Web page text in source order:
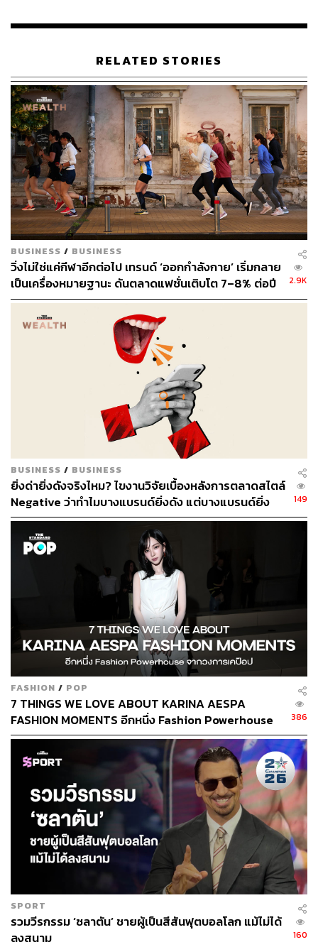
ประมาณ 2 พันล้านดอลลาร์ใน 3 ปีข้างหน้า หลังจากยอด
ระหว่างการปลดพนักงานมากถึง 2% ของพนักงานทั้งหมด
หรือมากกว่า 1,500 คน เพื่อจะได้ลงทุนในส่วนที่ยังเติบโต
เช่น การวิ่ง กลุ่มผลิตภัณฑ์สำหรับผู้หญิง และแบรนด์ Jordan
นักวิเคราะห์มองว่า ปัญหาของ Nike ส่วนหนึ่งมาจากการ
เปลี่ยนกลยุทธ์ไปเน้นการขายในร้านค้าของตัวเองและบน
เว็บไซต์ แทนที่จะขายผ่านช่องทางค้าส่ง แม้ว่ารายได้จาก
การขายส่งจะเพิ่มขึ้น 5% ในไตรมาสล่าสุด แต่รายได้จากการ
ขายตรงถึงผู้บริโภคลดลง 8% เมื่อเทียบกับช่วงเดียวกันของปี
ที่แล้ว
ก่อน Elliott Hill เกษียณ เขาเคยดำรงตำแหน่งผู้บริหารระดับ
สูงในยุโรปและอเมริกาเหนือ รวมทั้งมีส่วนสำคัญในการช่วย
ให้ธุรกิจเติบโตจนมียอดขายมากกว่า 3.9 หมื่นล้านดอลลาร์
เขาเคยดำรงตำแหน่งประธานฝ่ายผู้บริโภคและตลาดของ
Nike ก่อนที่จะลาออกในปี 2020
Elliott Hill มีประสบการณ์และความเชี่ยวชาญใน
อุตสาหกรรมรองเท้า เครื่องแต่งกาย และกีฬา รวมทั้งมีความ
เข้าใจอย่างลึกซึ้งเกี่ยวกับแบรนด์ ผลิตภัณฑ์ ลูกค้า นักกีฬา
และพนักงานของ Nike ทำให้นักวิเคราะห์มองว่า การกลับมา
ของเขาจะช่วยเรื่องขวัญกำลังใจในบริษัท และสร้าง
วัฒนธรรมบางส่วนที่ Nike สูญเสียไปขึ้นมาใหม่
การกลับมาของ Elliott Hill ครั้งนี้ไม่ใช่ครั้งแรกที่ Nike ดึง
อดีตผู้บริหารกลับมาช่วยในปีนี้ ในเดือนกรกฎาคม Nike จ้าง
Tom Peddie กลับมาเป็นรองประธานฝ่ายพันธมิตรทางการ
ตลาด Tom Peddie เคยเป็นผู้บริหารระดับสูงของ Nike และ
ทำงานกับบริษัทมานานกว่า 30 ปี ก่อนจะเกษียณในปี 2020
การเปลี่ยนแปลงผู้บริหารครั้งนี้อาจเป็นสัญญาณว่า Nike
กำลังพยายามปรับกลยุทธ์และแก้ไขปัญหาต่างๆ ที่บริษัท
กำลังเผชิญอยู่ โดยหวังว่า Elliott Hill จะสามารถนำ
ประสบการณ์และความเชี่ยวชาญของเขามาช่วยฟื้นฟูธุรกิจ
และนำ Nike กลับสู่เส้นทางแห่งการเติบโตได้อีกครั้ง
อ้างอิง:
https://www.wsj.com/business/nike-ceo-john-donaho
e-replaced-elliott-hill-ea3d8691
https://www.washingtonpost.com/business/2024/09/1
9/nike-ceo-elliott-hill-john-donahoe/
https://www.cnbc.com/2024/09/19/nike-ceo-john-don
ahoe-is-out-replaced-by-elliott-hill.html
สามารถติดตาม THE STANDARD WEALTH
ผ่านแอปพลิเคชันต่างๆ ที่คุณสะดวกหรือใช้งานอยู่แล้วได้เลย
TAGS: Nike
RELATED STORIES
BUSINESS / BUSINESS
วิ่งไม่ใช่แค่กีฬาอีกต่อไป เทรนด์ ‘ออกกำลังกาย’ เริ่มกลาย
เป็นเครื่องหมายฐานะ ดันตลาดแฟชั่นเติบโต 7–8% ต่อปี
2.9K
BUSINESS / BUSINESS
ยิ่งด่ายิ่งดังจริงไหม? ไขงานวิจัยเบื้องหลังการตลาดสไตล์
Negative ว่าทำไมบางแบรนด์ยิ่งดัง แต่บางแบรนด์ยิ่ง
เจ็บตัว
149
FASHION / POP
7 THINGS WE LOVE ABOUT KARINA AESPA
FASHION MOMENTS อีกหนึ่ง Fashion Powerhouse
จากวงการเคป๊อป
386
SPORT
รวมวีรกรรม ‘ซลาตัน’ ชายผู้เป็นสีสันฟุตบอลโลก แม้ไม่ได้
ลงสนาม
160